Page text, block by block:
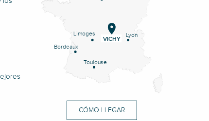
Lyon
Limoges
Bordeaux
Toulouse
VICHY
CÓMO LLEGAR